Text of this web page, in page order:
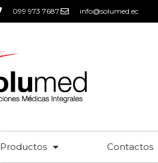
099 973 7687 info@solumed.ec
Productos Contactos